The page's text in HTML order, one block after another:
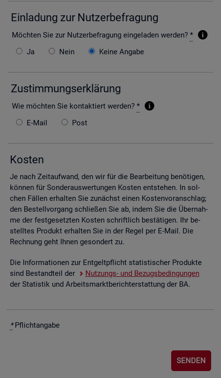
Ein­la­dung zur Nut­zer­be­fra­gung
Möch­ten Sie zur Nut­zer­be­fra­gung ein­ge­la­den wer­den? *
Ja
Nein Keine Angabe
Zu­stim­mungs­er­klä­rung
Wie möch­ten Sie kon­tak­tiert wer­den? *
E-Mail
Post
Kos­ten
Je nach Zeit­auf­wand, den wir für die Be­ar­bei­tung be­nö­ti­gen,
kön­nen für Son­der­aus­wer­tun­gen Kos­ten ent­ste­hen. In sol­
chen Fäl­len er­hal­ten Sie zu­nächst einen Kos­ten­vor­anschlag;
den Be­stell­vor­gang schlie­ßen Sie ab, indem Sie die Über­nah­
me der fest­ge­setz­ten Kos­ten schrift­lich be­stä­ti­gen. Ihr be­
stell­tes Pro­dukt er­hal­ten Sie in der Regel per E-Mail. Die
Rech­nung geht Ihnen ge­son­dert zu.
Die In­for­ma­tio­nen zur Ent­gelt­pflicht sta­tis­ti­scher Pro­duk­te
sind Be­stand­teil der
Nut­zungs- und Be­zugs­be­din­gun­gen
der Sta­tis­tik und Ar­beits­markt­be­richt­erstat­tung der BA.
*Pflicht­an­ga­be